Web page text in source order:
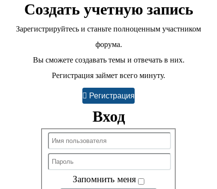
Создать учетную запись
Зарегистрируйтесь и станьте полноценным участником
форума.
Вы сможете создавать темы и отвечать в них.
Регистрация займет всего минуту.
Регистрация
Вход
Запомнить меня